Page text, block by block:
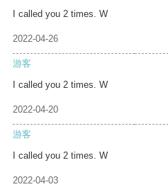
I called you 2 times. W
2022-04-26
游客
I called you 2 times. W
2022-04-20
游客
I called you 2 times. W
2022-04-03